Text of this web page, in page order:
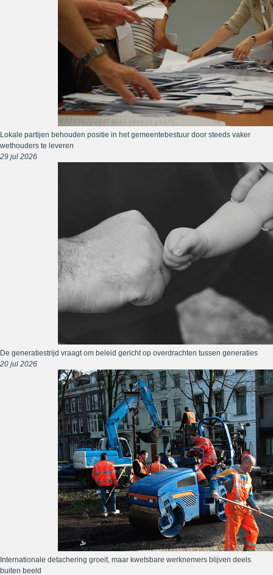
Lokale partijen behouden positie in het gemeentebestuur door steeds vaker
wethouders te leveren
29 jul 2026
De generatiestrijd vraagt om beleid gericht op overdrachten tussen generaties
20 jul 2026
Internationale detachering groeit, maar kwetsbare werknemers blijven deels
buiten beeld